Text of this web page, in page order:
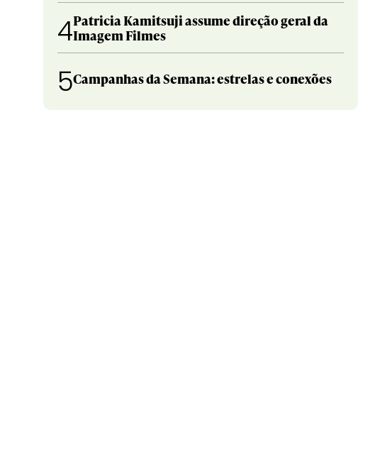
4Patricia Kamitsuji assume direção geral da
Imagem Filmes
5Campanhas da Semana: estrelas e conexões